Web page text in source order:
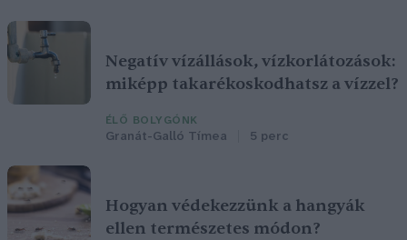
Negatív vízállások, vízkorlátozások:
miképp takarékoskodhatsz a vízzel?
ÉLŐ BOLYGÓNK
Granát-Galló Tímea 5 perc
Hogyan védekezzünk a hangyák
ellen természetes módon?